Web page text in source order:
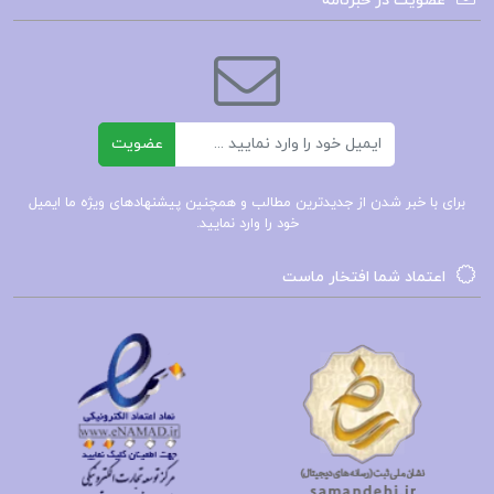
بیرشک
کتاب زندگینامه علمی دانشوران جلد ۲ احمد
بیرشک
عضویت
برای با خبر شدن از جدیدترین مطالب و همچنین پیشنهادهای ویژه ما ایمیل
خود را وارد نمایید.
اعتماد شما افتخار ماست